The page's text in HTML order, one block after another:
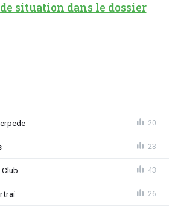
situation dans le dossier
20
23
43
26